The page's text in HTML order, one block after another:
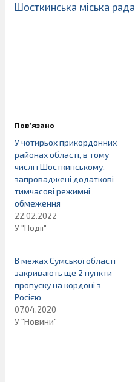
Шосткинська міська рада
Пов’язано
У чотирьох прикордонних
районах області, в тому
числі і Шосткинському,
запроваджені додаткові
тимчасові режимні
обмеження
22.02.2022
У "Події"
В межах Сумської області
закривають ще 2 пункти
пропуску на кордоні з
Росією
07.04.2020
У "Новини"